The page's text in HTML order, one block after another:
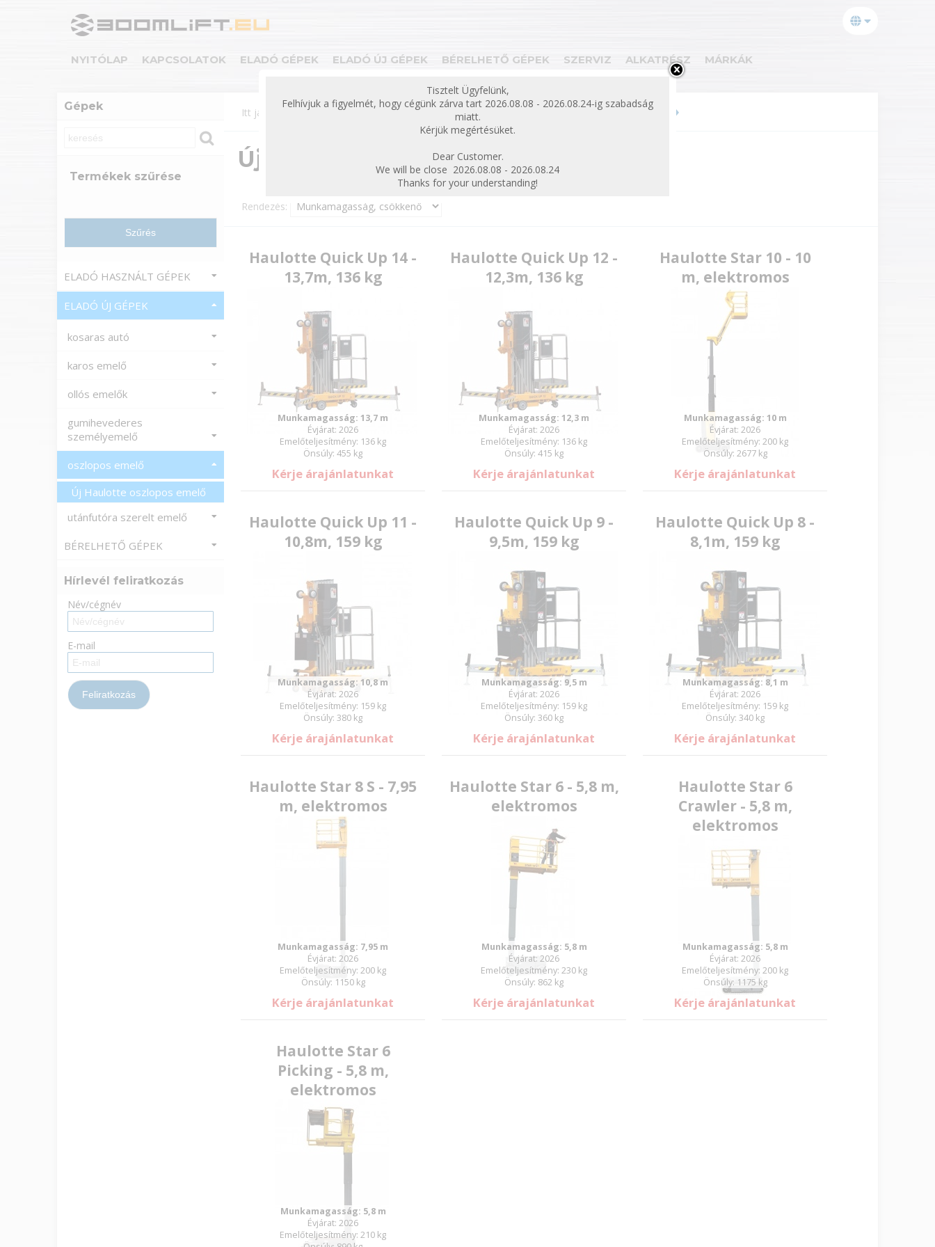
bezárás
Tisztelt Ügyfelünk,
Felhívjuk a figyelmét, hogy cégünk zárva tart 2026.08.08 - 2026.08.24-ig szabadság
miatt.
Kérjük megértésüket.
Dear Customer.
We will be close 2026.08.08 - 2026.08.24
Thanks for your understanding!
NYITÓLAP KAPCSOLATOK ELADÓ GÉPEK ELADÓ ÚJ GÉPEK BÉRELHETŐ GÉPEK SZERVIZ ALKATRÉSZ MÁRKÁK
Itt járok: Gépek Eladó új gépek oszlopos emelő Új Haulotte oszlopos emelő
Új Haulotte oszlopos emelő
Rendezés:
Haulotte Quick Up 14 -
13,7m, 136 kg
Munkamagasság: 13,7 m
Évjárat: 2026
Emelőteljesítmény: 136 kg
Önsúly: 455 kg
Kérje árajánlatunkat
Haulotte Quick Up 12 -
12,3m, 136 kg
Munkamagasság: 12,3 m
Évjárat: 2026
Emelőteljesítmény: 136 kg
Önsúly: 415 kg
Kérje árajánlatunkat
Haulotte Star 10 - 10
m, elektromos
Munkamagasság: 10 m
Évjárat: 2026
Emelőteljesítmény: 200 kg
Önsúly: 2677 kg
Kérje árajánlatunkat
Haulotte Quick Up 11 -
10,8m, 159 kg
Munkamagasság: 10,8 m
Évjárat: 2026
Emelőteljesítmény: 159 kg
Önsúly: 380 kg
Kérje árajánlatunkat
Haulotte Quick Up 9 -
9,5m, 159 kg
Munkamagasság: 9,5 m
Évjárat: 2026
Emelőteljesítmény: 159 kg
Önsúly: 360 kg
Kérje árajánlatunkat
Haulotte Quick Up 8 -
8,1m, 159 kg
Munkamagasság: 8,1 m
Évjárat: 2026
Emelőteljesítmény: 159 kg
Önsúly: 340 kg
Kérje árajánlatunkat
Haulotte Star 8 S - 7,95
m, elektromos
Munkamagasság: 7,95 m
Évjárat: 2026
Emelőteljesítmény: 200 kg
Önsúly: 1150 kg
Kérje árajánlatunkat
Haulotte Star 6 - 5,8 m,
elektromos
Munkamagasság: 5,8 m
Évjárat: 2026
Emelőteljesítmény: 230 kg
Önsúly: 862 kg
Kérje árajánlatunkat
Haulotte Star 6
Crawler - 5,8 m,
elektromos
Munkamagasság: 5,8 m
Évjárat: 2026
Emelőteljesítmény: 200 kg
Önsúly: 1175 kg
Kérje árajánlatunkat
Haulotte Star 6
Picking - 5,8 m,
elektromos
Munkamagasság: 5,8 m
Évjárat: 2026
Emelőteljesítmény: 210 kg
Gépek
Termékek szűrése
ELADÓ HASZNÁLT GÉPEK
ELADÓ ÚJ GÉPEK
kosaras autó
karos emelő
ollós emelők
gumihevederes
személyemelő
oszlopos emelő
Új Haulotte oszlopos emelő
utánfutóra szerelt emelő
BÉRELHETŐ GÉPEK
Hírlevél feliratkozás
Név/cégnév
E-mail